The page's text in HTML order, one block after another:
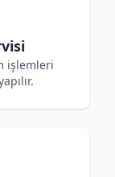
işlemleri